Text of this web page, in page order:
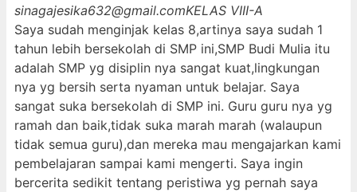
sinagajesika632@gmail.comKELAS VIII-A
Saya sudah menginjak kelas 8,artinya saya sudah 1
tahun lebih bersekolah di SMP ini,SMP Budi Mulia itu
adalah SMP yg disiplin nya sangat kuat,lingkungan
nya yg bersih serta nyaman untuk belajar. Saya
sangat suka bersekolah di SMP ini. Guru guru nya yg
ramah dan baik,tidak suka marah marah (walaupun
tidak semua guru),dan mereka mau mengajarkan kami
pembelajaran sampai kami mengerti. Saya ingin
bercerita sedikit tentang peristiwa yg pernah saya